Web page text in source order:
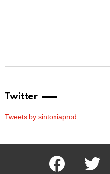
Twitter
Tweets by sintoniaprod
facebook twitter